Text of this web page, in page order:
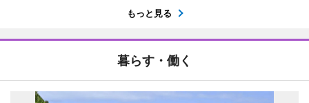
もっと見る
暮らす・働く